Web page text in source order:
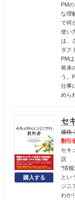
PM
な理
で何
使い
は、
ダク
PM
将来
う。
仕事
めら
セ
価格
割引
セキ
説
"情報
とい
ジニ
わか